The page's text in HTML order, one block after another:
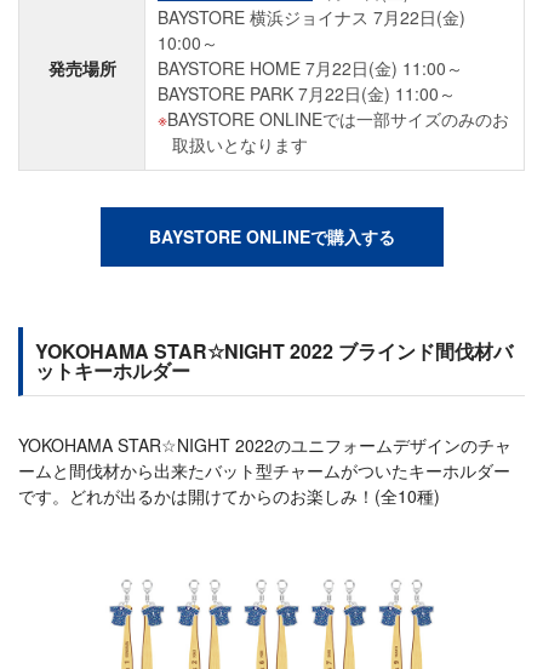
発売場所
BAYSTORE 横浜ジョイナス 7月22日(金)
10:00～
BAYSTORE HOME 7月22日(金) 11:00～
BAYSTORE PARK 7月22日(金) 11:00～
BAYSTORE ONLINEでは一部サイズのみのお
取扱いとなります
BAYSTORE ONLINEで購入する
YOKOHAMA STAR☆NIGHT 2022 ブラインド間伐材バ
ットキーホルダー
YOKOHAMA STAR☆NIGHT 2022のユニフォームデザインのチャ
ームと間伐材から出来たバット型チャームがついたキーホルダー
です。どれが出るかは開けてからのお楽しみ！(全10種)